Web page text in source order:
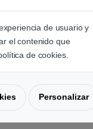
de usuario y
el contenido que
de cookies.
Personalizar